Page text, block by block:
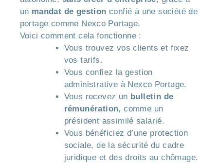
un mandat de gestion confié à une société de
portage comme Nexco Portage.
Voici comment cela fonctionne :
Vous trouvez vos clients et fixez
vos tarifs.
Vous confiez la gestion
administrative à Nexco Portage.
Vous recevez un bulletin de
rémunération, comme un
président assimilé salarié.
Vous bénéficiez d’une protection
sociale, de la sécurité du cadre
juridique et des droits au chômage.